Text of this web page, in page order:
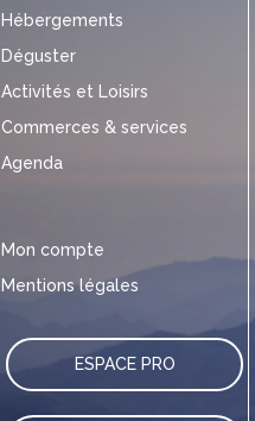
Hébergements
Déguster
Activités et Loisirs
Commerces & services
Agenda
Mon compte
Mentions légales
ESPACE PRO